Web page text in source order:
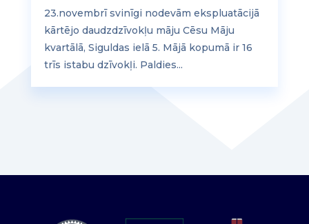
23.novembrī svinīgi nodevām ekspluatācijā
kārtējo daudzdzīvokļu māju Cēsu Māju
kvartālā, Siguldas ielā 5. Mājā kopumā ir 16
trīs istabu dzīvokļi. Paldies...